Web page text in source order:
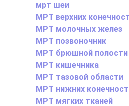
мрт шеи
МРТ верхних
МРТ молочных желез
МРТ позвоночник
МРТ брюшной полости
МРТ кишечника
МРТ тазовой области
МРТ нижних
МРТ мягких тканей